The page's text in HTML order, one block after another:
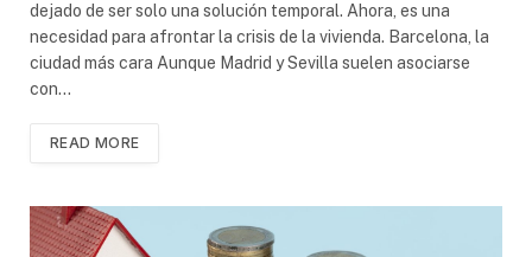
dejado de ser solo una solución temporal. Ahora, es una
necesidad para afrontar la crisis de la vivienda. Barcelona, la
ciudad más cara Aunque Madrid y Sevilla suelen asociarse
con…
READ MORE